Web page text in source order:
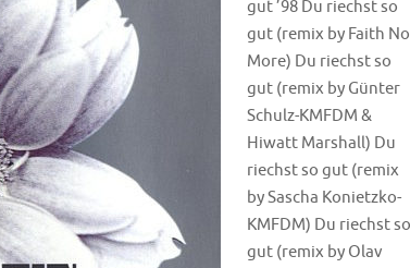
gut ’98 Du riechst so
gut (remix by Faith No
More) Du riechst so
gut (remix by Günter
Schulz-KMFDM &
Hiwatt Marshall) Du
riechst so gut (remix
by Sascha Konietzko-
KMFDM) Du riechst so
gut (remix by Olav